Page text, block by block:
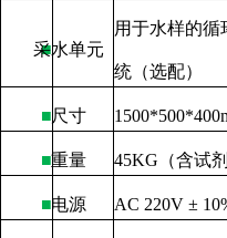
■
采水单元
用于水样的循
统（选配）
■尺寸
■重量 45KG （含试
■电源 AC 220V ±